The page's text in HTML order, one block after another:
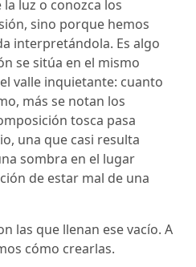
luz o conozca los
sino porque hemos
interpretándola. Es algo
se sitúa en el mismo
valle inquietante: cuanto
más se notan los
tosca pasa
una que casi resulta
sombra en el lugar
de estar mal de una
las que llenan ese vacío. A
cómo crearlas.